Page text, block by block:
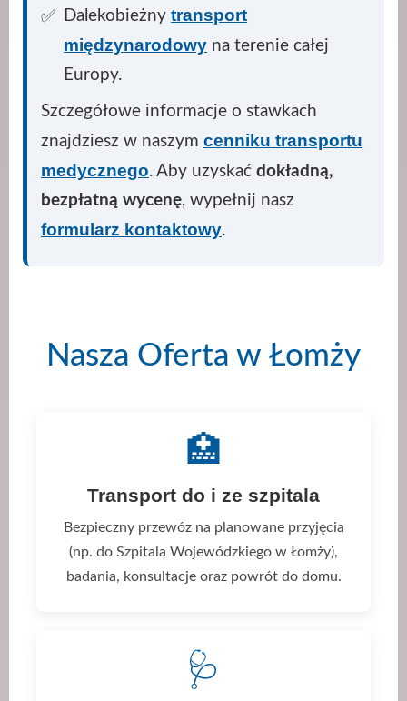
Dalekobieżny transport
międzynarodowy na terenie całej
Europy.
Szczegółowe informacje o stawkach
znajdziesz w naszym cenniku transportu
medycznego. Aby uzyskać dokładną,
bezpłatną wycenę, wypełnij nasz
formularz kontaktowy.
Nasza Oferta w Łomży
🏥
Transport do i ze szpitala
Bezpieczny przewóz na planowane przyjęcia
(np. do Szpitala Wojewódzkiego w Łomży),
badania, konsultacje oraz powrót do domu.
🩺